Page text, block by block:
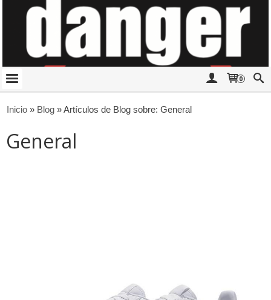
0
Inicio » Blog »Artículos de Blog sobre: General
General